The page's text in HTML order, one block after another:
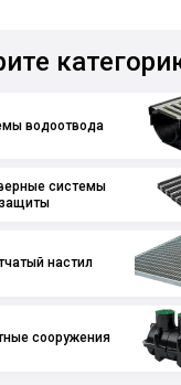
водоотвода
системы
настил
сооружения